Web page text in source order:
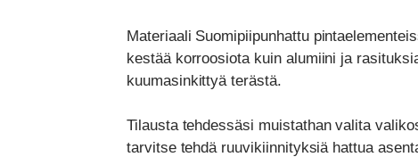
Materiaali Suomipiipunhattu
kestää korroosiota kuin alumiini ja
kuumasinkittyä terästä.
Tilausta tehdessäsi muistathan valita
tarvitse tehdä ruuvikiinnityksiä hattua